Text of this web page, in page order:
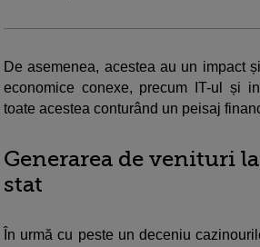
De asemenea, acestea au un impact
economice conexe, precum IT-ul și
toate acestea conturând un peisaj
Generarea de venituri
stat
În urmă cu peste un deceniu